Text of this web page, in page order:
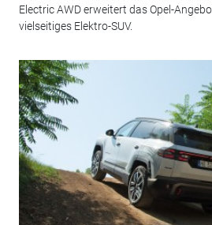
Electric AWD erweitert das Opel-
vielseitiges Elektro-SUV.